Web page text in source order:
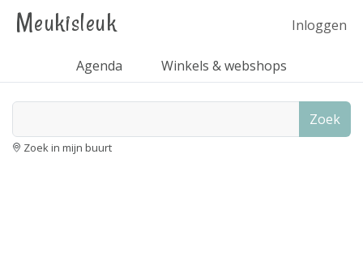
Meukisleuk Inloggen
Agenda Winkels & webshops
Zoek
Zoek in mijn buurt